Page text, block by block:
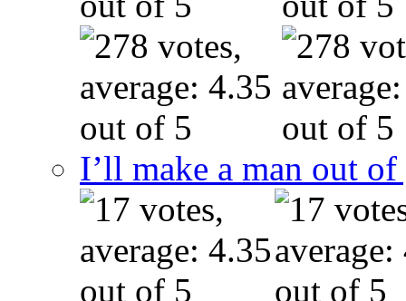
I’ll make a man out